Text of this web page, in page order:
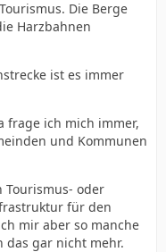
Die Berge
Harzbahnen
ist es immer
frage ich mich immer,
und Kommunen
oder
für den
mir aber so manche
das gar nicht mehr.